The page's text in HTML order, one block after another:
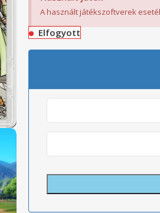
A használt játékszoftverek
Elfogyott